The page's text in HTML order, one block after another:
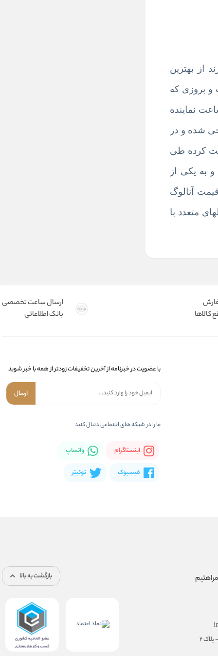
از بهترین
و بروزی که
نماینده
شده و در
شروع به فعالیت کرده طی
به یکی از
آنالوگ
متعدد با
کالاها
ارسال ساعت تخصصی
بانک اطلاعاتی
با عضویت در خبرنامه از آخرین تخفیفات زودتر از همه با خبر شوید
ارسال
ما را در شبکه های اجتماعی دنبال کنید
اینستاگرام واتساپ
فیسبوک توئیتر
۲
بازگشت به بالا